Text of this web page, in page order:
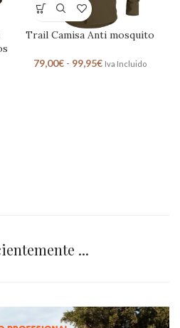
Trail Camisa Anti mosquito
79,00€ - 99,95€ Iva Incluido
...